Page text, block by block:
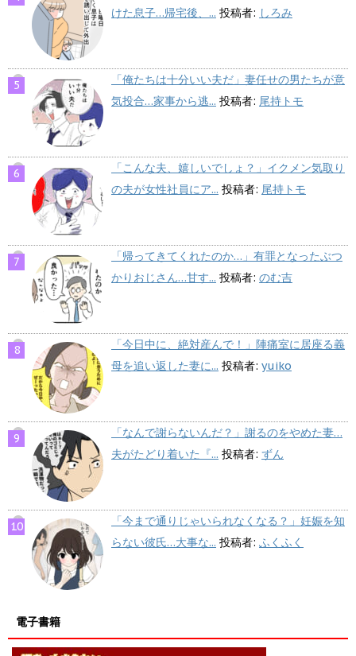
けた息子…帰宅後、... 投稿者: しろみ
「俺たちは十分いい夫だ」妻任せの男たちが意
気投合…家事から逃... 投稿者: 尾持トモ
「こんな夫、嬉しいでしょ？」イクメン気取り
の夫が女性社員にア... 投稿者: 尾持トモ
「帰ってきてくれたのか…」有罪となったぶつ
かりおじさん…甘す... 投稿者: のむ吉
「今日中に、絶対産んで！」陣痛室に居座る義
母を追い返した妻に... 投稿者: yuiko
「なんで謝らないんだ？」謝るのをやめた妻…
夫がたどり着いた『... 投稿者: ずん
「今まで通りじゃいられなくなる？」妊娠を知
らない彼氏…大事な... 投稿者: ふくふく
電子書籍